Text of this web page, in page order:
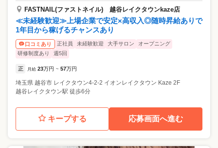
FASTNAIL(ファストネイル) 越谷レイクタウンkaze店
≪未経験歓迎≫上場企業で安定×高収入◎随時昇給ありで
1年目から稼げるチャンスあり
口コミあり 正社員 未経験歓迎 大手サロン
オープニング
研修制度あり
週5回
正 月給 23万円 ~ 57万円
埼玉県 越谷市 レイクタウン4-2-2 イオンレイクタウン Kaze 2F
越谷レイクタウン駅 徒歩6分
キープする 応募画面へ進む